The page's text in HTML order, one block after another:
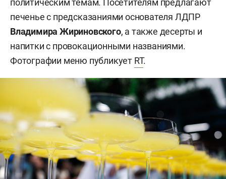
политическим темам. Посетителям предлагают
печенье с предсказаниями основателя ЛДПР
Владимира Жириновского, а также десерты и
напитки с провокационными названиями.
Фотографии меню публикует RT.